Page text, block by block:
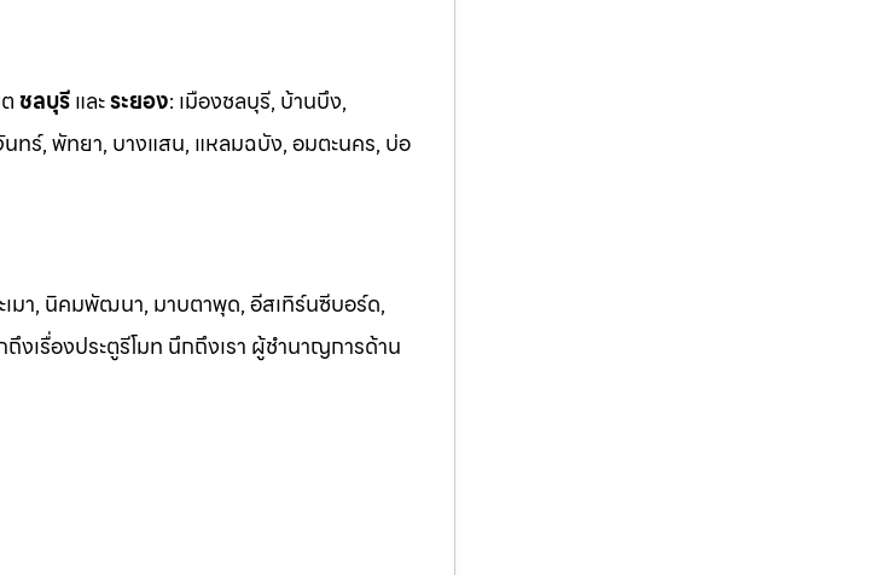
ชลบุรีและระยอง: เมืองชลบุรี, บ้านบึง,
นทร์, พัทยา, บางแสน, แหลมฉบัง, อมตะนคร, บ่อ
เมา, นิคมพัฒนา, มาบตาพุด, อีสเทิร์นซีบอร์ด,
งเรื่องประตูรีโมท นึกถึงเรา ผู้ชำนาญการด้าน